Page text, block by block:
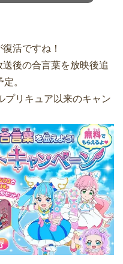
活ですね！
後の合言葉を放映後追
。
プリキュア以来のキャン